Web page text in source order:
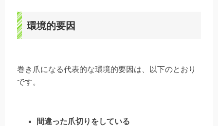
環境的要因
巻き爪になる代表的な環境的要因は、以下のとおり
です。
間違った爪切りをしている